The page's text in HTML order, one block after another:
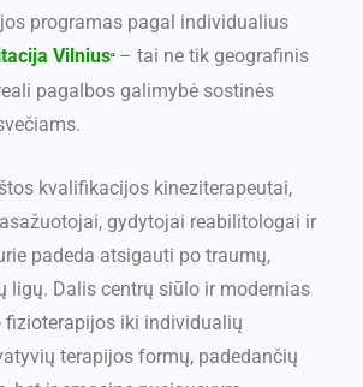
programas pagal individualius
Vilnius“ – tai ne tik geografinis
pagalbos galimybė sostinės
kvalifikacijos kineziterapeutai,
gydytojai reabilitologai ir
padeda atsigauti po traumų,
ligų. Dalis centrų siūlo ir modernias
fizioterapijos iki individualių
terapijos formų, padedančių